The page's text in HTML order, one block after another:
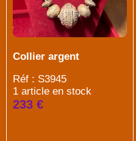
Collier argent
Réf : S3945
1 article en stock
233 €